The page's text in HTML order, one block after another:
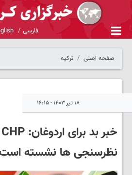
فارسی
صفحه اصلی ترکیه
۱۸ تیر ۱۴۰۳ - ۱۶:۱۵
نظرسنجی ها نشسته